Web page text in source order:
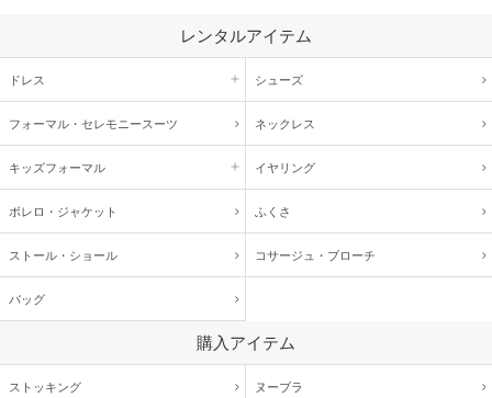
レンタルアイテム
ドレス シューズ
フォーマル・ セレモニースーツ ネックレス
キッズフォーマル イヤリング
ボレロ・ジャケット ふくさ
ストール・ショール コサージュ・ ブローチ
バッグ
購入アイテム
ストッキング ヌーブラ